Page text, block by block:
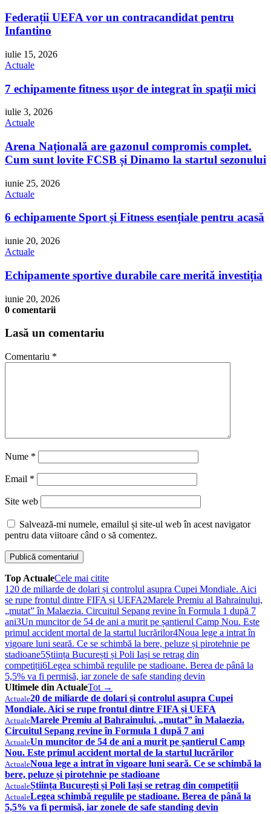
Federații UEFA vor un contracandidat pentru
Infantino
iulie 15, 2026
Actuale
7 echipamente fitness ușor de integrat în spații mici
iulie 3, 2026
Actuale
Arena Națională are gazonul compromis complet.
Cum sunt lovite FCSB și Dinamo la startul sezonului
iunie 25, 2026
Actuale
6 echipamente Sport și Fitness esențiale pentru acasă
iunie 20, 2026
Actuale
Echipamente sportive durabile care merită investiția
iunie 20, 2026
0 comentarii
Lasă un comentariu
Comentariu *
Nume *
Email *
Site web
Salvează-mi numele, emailul și site-ul web în acest navigator
pentru data viitoare când o să comentez.
Top ActualeCele mai citite
1 20 de miliarde de dolari și controlul asupra Cupei Mondiale. Aici
se rupe frontul dintre FIFA și UEFA2Marele Premiu al Bahrainului,
„mutat” în Malaezia. Circuitul Sepang revine în Formula 1 după 7
ani3Un muncitor de 54 de ani a murit pe șantierul Camp Nou. Este
primul accident mortal de la startul lucrărilor4Noua lege a intrat în
vigoare luni seară. Ce se schimbă la bere, peluze și pirotehnie pe
stadioane5Știința București și Poli Iași se retrag din
competiții6Legea schimbă regulile pe stadioane. Berea de până la
5,5% va fi permisă, iar zonele de safe standing devin
Ultimele din ActualeTot →
Actuale20 de miliarde de dolari și controlul asupra Cupei
Mondiale. Aici se rupe frontul dintre FIFA și UEFA
ActualeMarele Premiu al Bahrainului, „mutat” în Malaezia.
Circuitul Sepang revine în Formula 1 după 7 ani
ActualeUn muncitor de 54 de ani a murit pe șantierul Camp
Nou. Este primul accident mortal de la startul lucrărilor
ActualeNoua lege a intrat în vigoare luni seară. Ce se schimbă la
bere, peluze și pirotehnie pe stadioane
ActualeȘtiința București și Poli Iași se retrag din competiții
ActualeLegea schimbă regulile pe stadioane. Berea de până la
5,5% va fi permisă, iar zonele de safe standing devin